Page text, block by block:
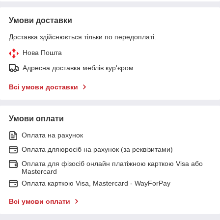
Умови доставки
Доставка здійснюється тільки по передоплаті.
Нова Пошта
Адресна доставка меблів кур'єром
Всі умови доставки
Умови оплати
Оплата на рахунок
Оплата дляюросіб на рахунок (за реквізитами)
Оплата для фізосіб онлайн платіжною карткою Visa або
Mastercard
Оплата карткою Visa, Mastercard - WayForPay
Всі умови оплати